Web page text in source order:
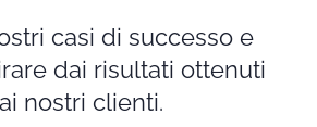
casi di successo e
dai risultati ottenuti
nostri clienti.